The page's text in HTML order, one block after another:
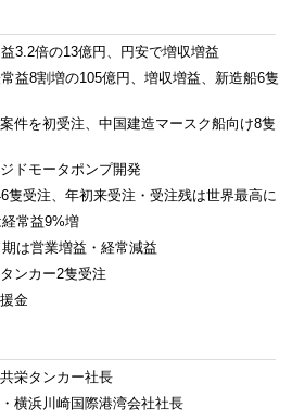
3.2倍の13億円、円安で増収増益
益8割増の105億円、増収増益、新造船6隻
件を初受注、中国建造マースク船向け8隻
ドモータポンプ開発
隻受注、年初来受注・受注残は世界最高に
常益9%増
は営業増益・経常減益
ンカー2隻受注
金
栄タンカー社長
横浜川崎国際港湾会社社長